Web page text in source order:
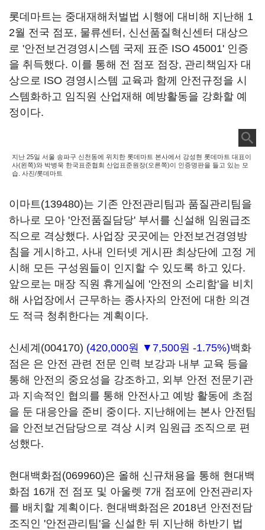
롯데마트는 중대재해처벌법 시행에 대비해 지난해 1
2월 전국 점포, 물류센터, 신선품질혁신센터 대상으
로 '안전보건경영시스템 국제 표준 ISO 45001' 인증
을 취득했다. 이를 통해 전 점포 점장, 관리책임자 대
상으로 ISO 경영시스템 교육과 함께 안전규정을 시
스템화하고 임직원 산업재해 예방활동을 강화할 예
정이다.
지난 25일 서울 송파구 신천동에 위치한 롯데마트 본사에서 강성현 롯데마트 대표이
사(왼쪽)와 박병욱 한국표준협회 산업표준원장(오른쪽)이 인증명판을 들고 있는 모
습. 사진/롯데마트
이마트(139480)는 기존 안전관리팀과 품질관리팀을
하나로 모아 '안전품질담당' 부서를 신설해 임원급조
직으로 격상했다. 사업장 곳곳에는 안전보건경영방
침을 게시하고, 사내 인터넷 게시판 최상단에 고정 게
시해 모든 구성원들이 인지할 수 있도록 하고 있다.
앞으로는 매장 직원 휴게실에 '안전의 소리함'을 비치
해 사업장에서 근무하는 종사자의 안전에 대한 의견
도 적극 청취한다는 계획이다.
신세계(004170) (420,000원 ▼7,500원 -1.75%)백화
점은 은 안전 관련 전문 인력 보강과 내부 교육 등을
통해 안전의 중요성을 강조하고, 외부 안전 전문기관
과 지속적인 협의를 통해 안전사고 예방 활동에 초점
을 둔 대응안을 준비 중이다. 지난해에는 본사 안전팀
을 안전보건담당으로 격상 시켜 임원급 조직으로 편
성했다.
현대백화점(069960)은 올해 신규채용을 통해 현대백
화점 16개 전 점포 및 아울렛 7개 점포에 안전관리자
를 배치할 계획이다. 현대백화점은 2018년 안전전담
조직인 '안전관리팀'을 신설한 뒤 지난해 하반기 법